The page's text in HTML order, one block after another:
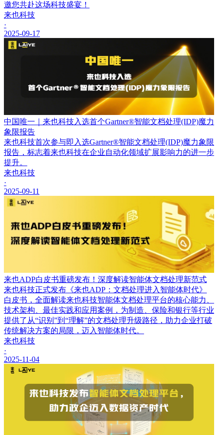
邀您共赴这场科技盛宴！
来也科技
·
2025-09-17
中国唯一｜来也科技入选首个Gartner®智能文档处理(IDP)魔力
象限报告
来也科技首次参与即入选Gartner®智能文档处理(IDP)魔力象限
报告，标志着来也科技在企业自动化领域扩展影响力的进一步
提升。
来也科技
·
2025-09-11
来也ADP白皮书重磅发布！深度解读智能体文档处理新范式
来也科技正式发布《来也ADP：文档处理进入智能体时代》
白皮书，全面解读来也科技智能体文档处理平台的核心能力、
技术架构、最佳实践和应用案例，为制造、保险和银行等行业
提供了从“识别”到“理解”的文档处理升级路径，助力企业打破
传统解决方案的局限，迈入智能体时代。
来也科技
·
2025-11-04